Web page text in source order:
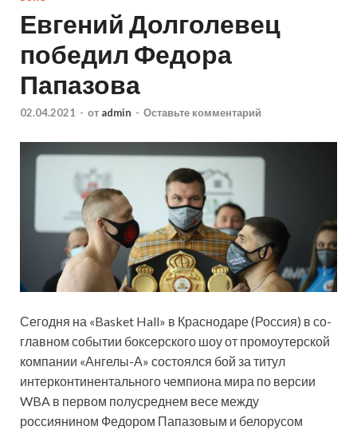
Евгений Долголевец
победил Федора
Папазова
02.04.2021 - от admin - Оставьте комментарий
Сегодня на «Basket Hall» в Краснодаре (Россия) в со-
главном событии боксерского шоу от промоутерской
компании «Ангелы-А» состоялся бой за титул
интерконтинентального чемпиона мира по версии
WBA в первом полусреднем весе между
россиянином Федором Папазовым и белорусом